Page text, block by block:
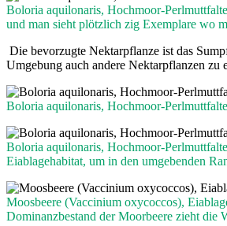
Boloria aquilonaris, Hochmoor-
und man sieht plötzlich zig Exemplare wo
Die bevorzugte Nektarpflanze ist das
Umgebung auch andere Nektarpflanzen zu
Boloria aquilonaris, Hochmoor-
Boloria aquilonaris, Hochmoor-
Eiablagehabitat, um in den umgebenden
Moosbeere (Vaccinium oxycoccos),
Dominanzbestand der Moorbeere zieht die